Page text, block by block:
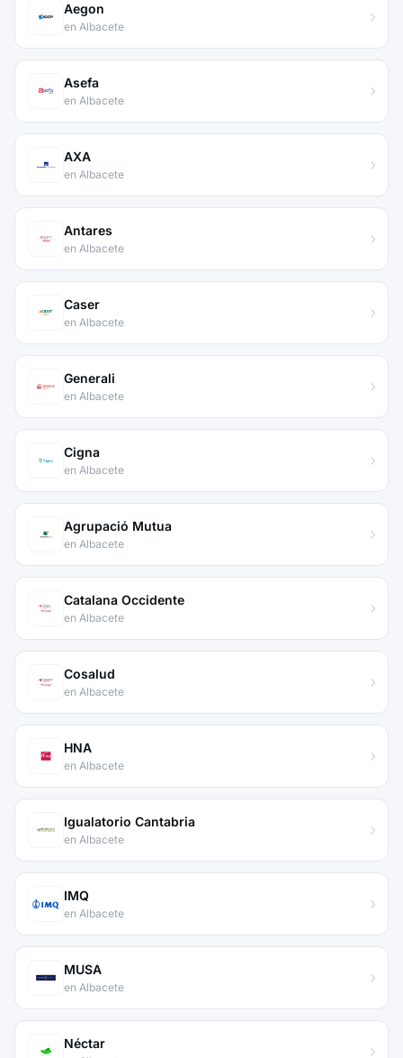
Aegon
en Albacete
Asefa
en Albacete
AXA
en Albacete
Antares
en Albacete
Caser
en Albacete
Generali
en Albacete
Cigna
en Albacete
Agrupació Mutua
en Albacete
Catalana Occidente
en Albacete
Cosalud
en Albacete
HNA
en Albacete
Igualatorio Cantabria
en Albacete
IMQ
en Albacete
MUSA
en Albacete
Néctar